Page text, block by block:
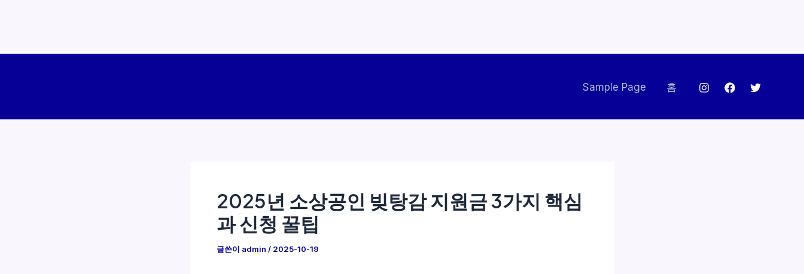
Sample Page 홈
2025년 소상공인 빚탕감 지원금 3가지 핵심
과 신청 꿀팁
글쓴이 admin / 2025-10-19